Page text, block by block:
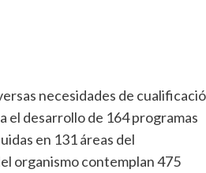
necesidades de
el desarrollo de 164 programas
en 131 áreas del
organismo contemplan 475